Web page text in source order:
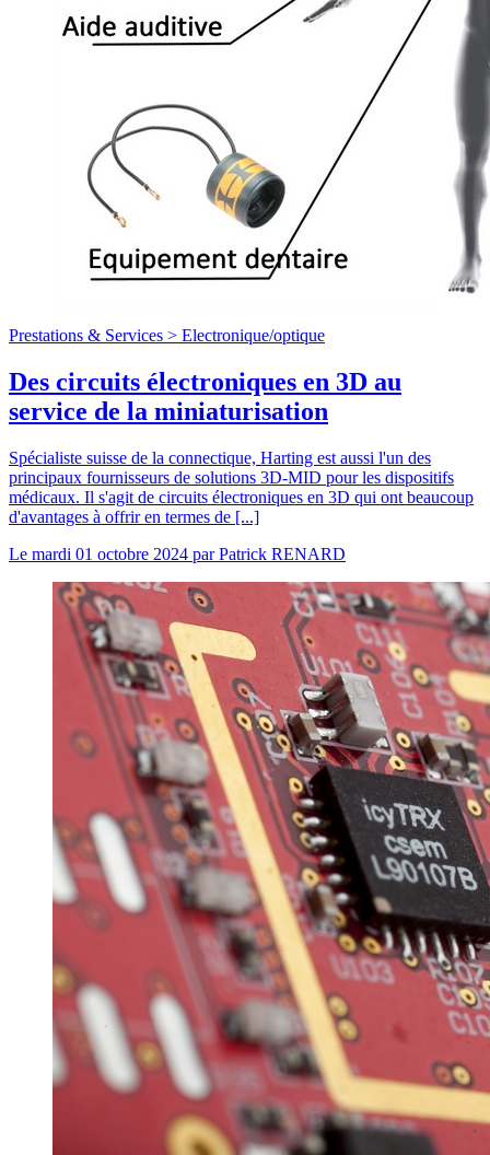
Prestations & Services > Electronique/optique
Des circuits électroniques en 3D au
service de la miniaturisation
Spécialiste suisse de la connectique, Harting est aussi l'un des
principaux fournisseurs de solutions 3D-MID pour les dispositifs
médicaux. Il s'agit de circuits électroniques en 3D qui ont beaucoup
d'avantages à offrir en termes de [...]
Le mardi 01 octobre 2024 parPatrick RENARD